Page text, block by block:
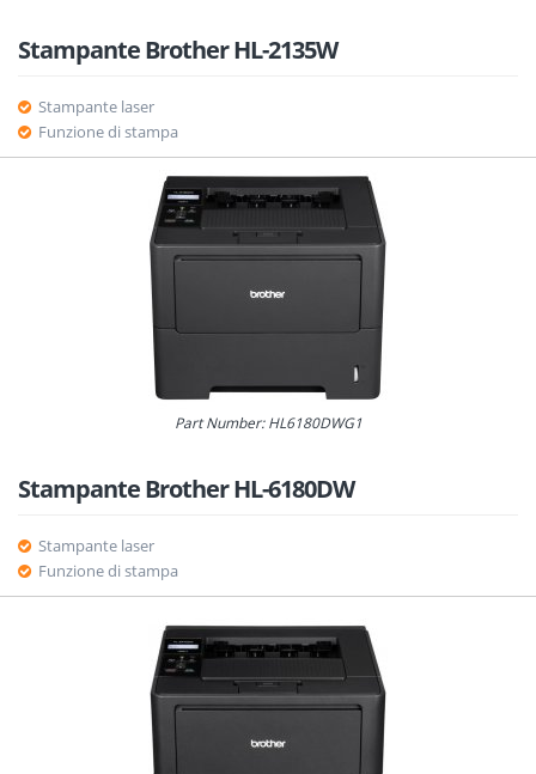
Stampante Brother HL-2135W
Stampante laser
Funzione di stampa
Part Number: HL6180DWG1
Stampante Brother HL-6180DW
Stampante laser
Funzione di stampa